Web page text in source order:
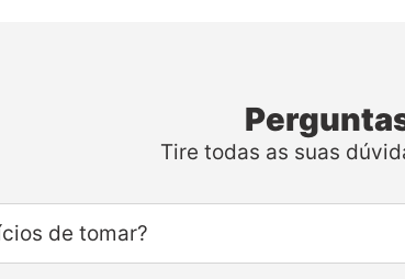
Tire todas as suas
de tomar?